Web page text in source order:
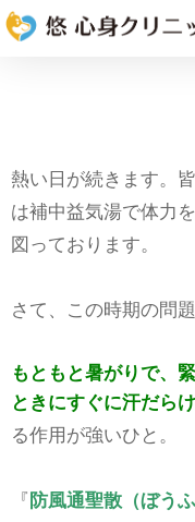
熱い日が続きます。
は補中益気湯で体力
図っております。
さて、この時期の問
もともと暑がりで、
ときにすぐに汗だら
る作用が強いひと。
『 防風通聖散（ぼう